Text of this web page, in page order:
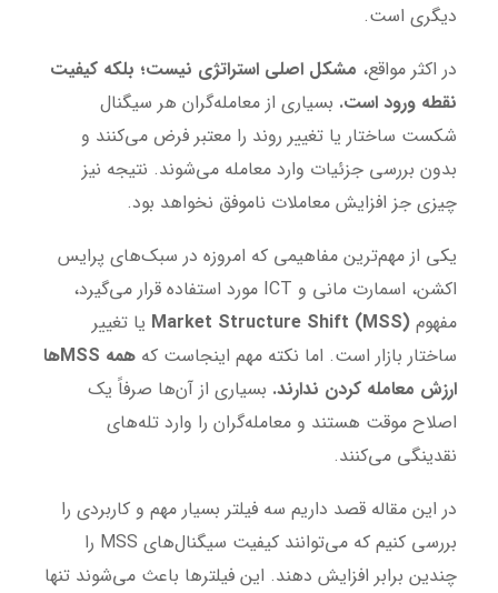
دیگری است.
در اکثر مواقع، مشکل اصلی استراتژی نیست؛ بلکه کیفیت
نقطه ورود است. بسیاری از معامله‌گران هر سیگنال
شکست ساختار یا تغییر روند را معتبر فرض می‌کنند و
بدون بررسی جزئیات وارد معامله می‌شوند. نتیجه نیز
چیزی جز افزایش معاملات ناموفق نخواهد بود.
یکی از مهم‌ترین مفاهیمی که امروزه در سبک‌های پرایس
اکشن، اسمارت مانی و ICT مورد استفاده قرار می‌گیرد،
مفهومMarket Structure Shift (MSS) یا تغییر
ساختار بازار است. اما نکته مهم اینجاست که
همه MSSها
ارزش معامله کردن ندارند. بسیاری از آن‌ها صرفاً یک
اصلاح موقت هستند و معامله‌گران را وارد تله‌های
نقدینگی می‌کنند.
در این مقاله قصد داریم سه فیلتر بسیار مهم و کاربردی را
بررسی کنیم که می‌توانند کیفیت سیگنال‌های MSS را
چندین برابر افزایش دهند. این فیلترها باعث می‌شوند تنها